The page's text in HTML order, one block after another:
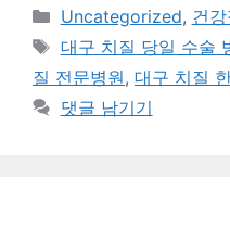
카
테
리
Uncategorized, 건강
태
그
대구 치질 당일 수술
질 전문병원, 대구 치질
댓글 남기기